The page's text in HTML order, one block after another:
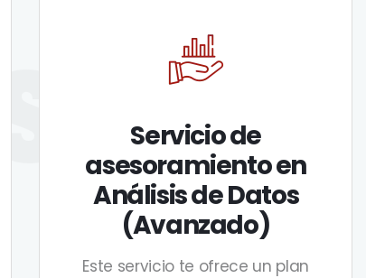
Servicio de
asesoramiento en
Análisis de Datos
(Avanzado)
Este servicio te ofrece un plan